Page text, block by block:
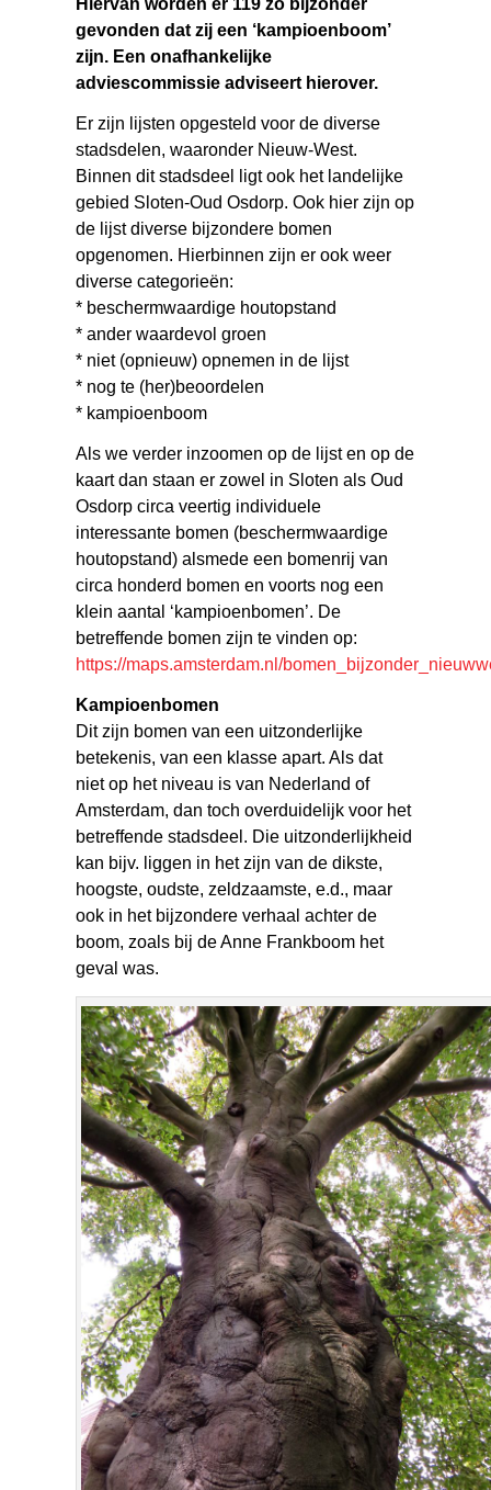
Hiervan worden er 119 zo bijzonder
gevonden dat zij een ‘kampioenboom’
zijn. Een onafhankelijke
adviescommissie adviseert hierover.
Er zijn lijsten opgesteld voor de diverse
stadsdelen, waaronder Nieuw-West.
Binnen dit stadsdeel ligt ook het landelijke
gebied Sloten-Oud Osdorp. Ook hier zijn op
de lijst diverse bijzondere bomen
opgenomen. Hierbinnen zijn er ook weer
diverse categorieën:
* beschermwaardige houtopstand
* ander waardevol groen
* niet (opnieuw) opnemen in de lijst
* nog te (her)beoordelen
* kampioenboom
Als we verder inzoomen op de lijst en op de
kaart dan staan er zowel in Sloten als Oud
Osdorp circa veertig individuele
interessante bomen (beschermwaardige
houtopstand) alsmede een bomenrij van
circa honderd bomen en voorts nog een
klein aantal ‘kampioenbomen’. De
betreffende bomen zijn te vinden op:
https://maps.amsterdam.nl/
Kampioenbomen
Dit zijn bomen van een uitzonderlijke
betekenis, van een klasse apart. Als dat
niet op het niveau is van Nederland of
Amsterdam, dan toch overduidelijk voor het
betreffende stadsdeel. Die uitzonderlijkheid
kan bijv. liggen in het zijn van de dikste,
hoogste, oudste, zeldzaamste, e.d., maar
ook in het bijzondere verhaal achter de
boom, zoals bij de Anne Frankboom het
geval was.